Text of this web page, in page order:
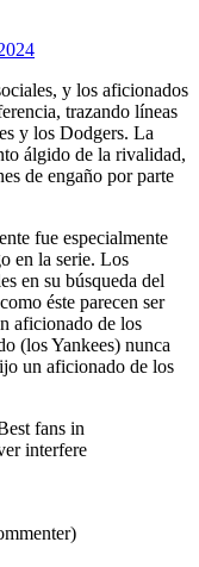
y los aficionados
trazando líneas
y los Dodgers. La
álgido de la rivalidad,
de engaño por parte
fue especialmente
en la serie. Los
en su búsqueda del
éste parecen ser
aficionado de los
(los Yankees) nunca
un aficionado de los
fans in
interfere